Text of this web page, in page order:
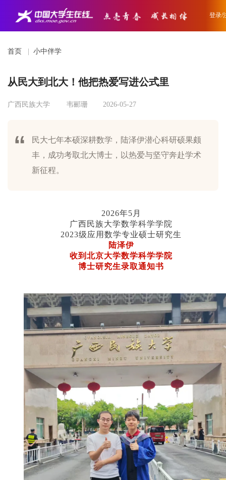
登录/
首页 小中伴学
从民大到北大！他把热爱写进公式里
广西民族大学 韦郦珊 2026-05-27
民大七年本硕深耕数学，陆泽伊潜心科研硕果颇
丰，成功考取北大博士，以热爱与坚守奔赴学术
新征程。
2026年5月
广西民族大学数学科学学院
2023级应用数学专业硕士研究生
陆泽伊
收到北京大学数学科学学院
博士研究生录取通知书